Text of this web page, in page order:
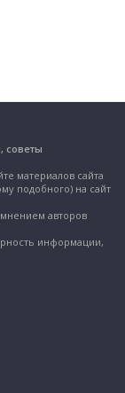
советы
материалов сайта
подобного) на сайт
авторов
информации,